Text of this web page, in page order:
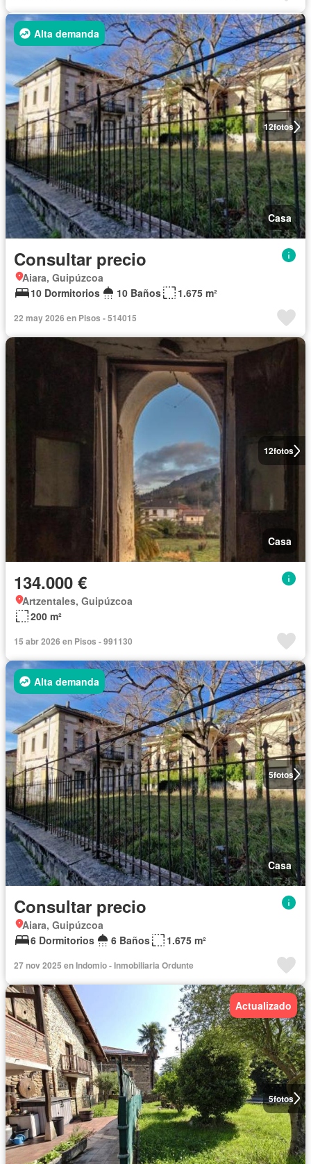
12fotos
Alta demanda
Casa
Consultar precio
Aiara, Guipúzcoa
10 Dormitorios
10 Baños 1.675 m²
22 may 2026 en Pisos - 514015
12fotos
Casa
134.000 €
Artzentales, Guipúzcoa
200 m²
15 abr 2026 en Pisos - 991130
5fotos
Alta demanda
Casa
Consultar precio
Aiara, Guipúzcoa
6 Dormitorios
6 Baños 1.675 m²
27 nov 2025 en Indomio - Inmobiliaria Ordunte
5fotos
Actualizado